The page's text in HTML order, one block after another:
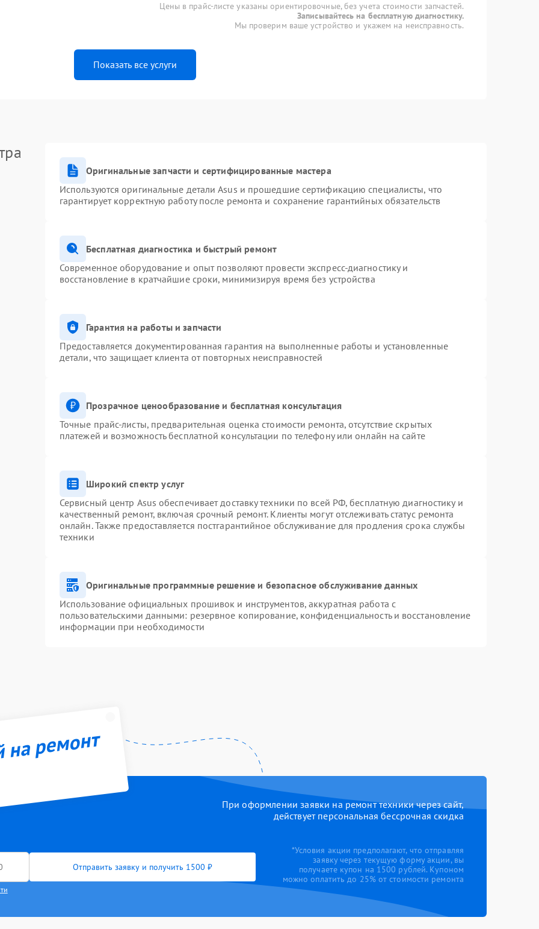
Цены в прайс-листе указаны ориентировочные, без учета стоимости запчастей.
Записывайтесь на бесплатную диагностику.
Мы проверим ваше устройство и укажем на неисправность.
Показать все услуги
Оригинальные запчасти и сертифицированные мастера
Используются оригинальные детали Asus и прошедшие сертификацию специалисты, что
гарантирует корректную работу после ремонта и сохранение гарантийных обязательств
Бесплатная диагностика и быстрый ремонт
Современное оборудование и опыт позволяют провести экспресс-диагностику и
восстановление в кратчайшие сроки, минимизируя время без устройства
Гарантия на работы и запчасти
Предоставляется документированная гарантия на выполненные работы и установленные
детали, что защищает клиента от повторных неисправностей
Прозрачное ценообразование и бесплатная консультация
Точные прайс-листы, предварительная оценка стоимости ремонта, отсутствие скрытых
платежей и возможность бесплатной консультации по телефону или онлайн на сайте
Широкий спектр услуг
Сервисный центр Asus обеспечивает доставку техники по всей РФ, бесплатную диагностику и
качественный ремонт, включая срочный ремонт. Клиенты могут отслеживать статус ремонта
онлайн. Также предоставляется постгарантийное обслуживание для продления срока службы
техники
Оригинальные программные решение и безопасное обслуживание данных
Использование официальных прошивок и инструментов, аккуратная работа с
пользовательскими данными: резервное копирование, конфиденциальность и восстановление
информации при необходимости
ремонт
При оформлении заявки на ремонт техники через сайт,
действует персональная бессрочная скидка
Отправить заявку и получить 1500 ₽
*Условия акции предполагают, что отправляя
заявку через текущую форму акции, вы
получаете купон на 1500 рублей. Купоном
можно оплатить до 25% от стоимости ремонта